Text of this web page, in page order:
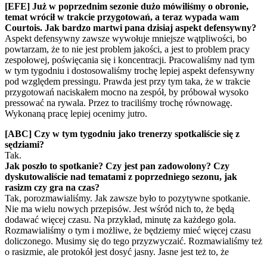
[EFE] Już w poprzednim sezonie dużo mówiliśmy o obronie,
temat wrócił w trakcie przygotowań, a teraz wypada wam
Courtois. Jak bardzo martwi pana dzisiaj aspekt defensywny?
Aspekt defensywny zawsze wywołuje mniejsze wątpliwości, bo
powtarzam, że to nie jest problem jakości, a jest to problem pracy
zespołowej, poświęcania się i koncentracji. Pracowaliśmy nad tym
w tym tygodniu i dostosowaliśmy trochę lepiej aspekt defensywny
pod względem pressingu. Prawda jest przy tym taka, że w trakcie
przygotowań naciskałem mocno na zespół, by próbował wysoko
pressować na rywala. Przez to traciliśmy trochę równowagę.
Wykonaną pracę lepiej ocenimy jutro.
[ABC] Czy w tym tygodniu jako trenerzy spotkaliście się z
sędziami?
Tak.
Jak poszło to spotkanie? Czy jest pan zadowolony? Czy
dyskutowaliście nad tematami z poprzedniego sezonu, jak
rasizm czy gra na czas?
Tak, porozmawialiśmy. Jak zawsze było to pozytywne spotkanie.
Nie ma wielu nowych przepisów. Jest wśród nich to, że będą
dodawać więcej czasu. Na przykład, minutę za każdego gola.
Rozmawialiśmy o tym i możliwe, że będziemy mieć więcej czasu
doliczonego. Musimy się do tego przyzwyczaić. Rozmawialiśmy też
o rasizmie, ale protokół jest dosyć jasny. Jasne jest też to, że